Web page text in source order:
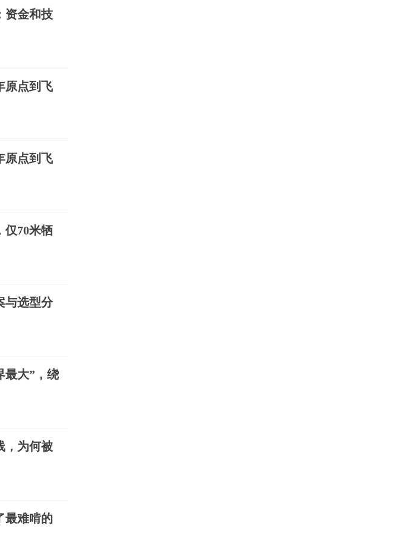
资金和技
原点到飞
原点到飞
仅70米牺
与选型分
最大”，绕
，为何被
最难啃的